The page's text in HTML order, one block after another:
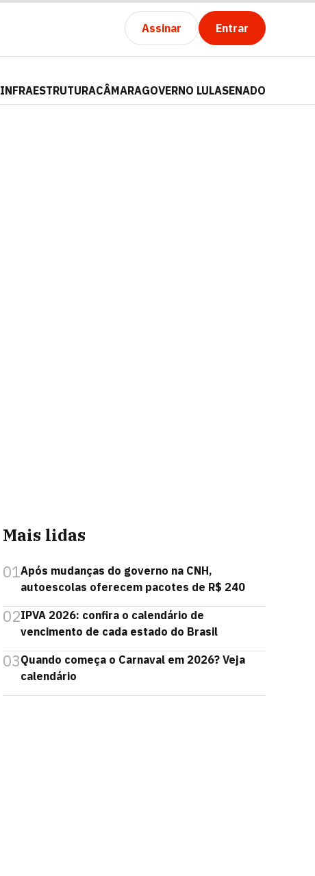
Assinar Entrar
INFRAESTRUTURACÂMARAGOVERNO LULASENADO
Mais lidas
01Após mudanças do governo na CNH,
autoescolas oferecem pacotes de R$ 240
02IPVA 2026: confira o calendário de
vencimento de cada estado do Brasil
03Quando começa o Carnaval em 2026? Veja
calendário